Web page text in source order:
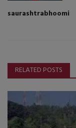
saurashtrabhoomi
RELATED POSTS